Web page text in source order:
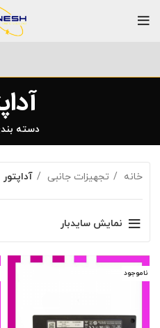
دسته
خانه تجهیزات جانبی آداپتور
نمایش سایدبار
ناموجود